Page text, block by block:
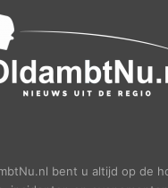
bent u altijd op de